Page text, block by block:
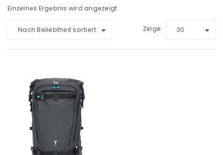
Einzelnes Ergebnis wird angezeigt
Nach Beliebtheit sortiert Zeige 30